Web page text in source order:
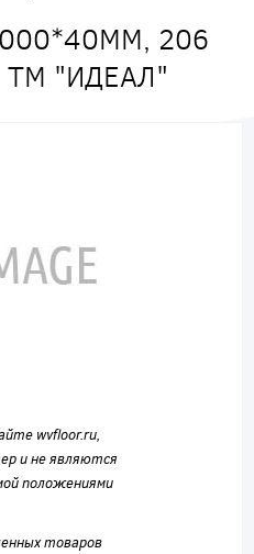
206
"ИДЕАЛ"
wvfloor.ru,
и не являются
положениями
товаров